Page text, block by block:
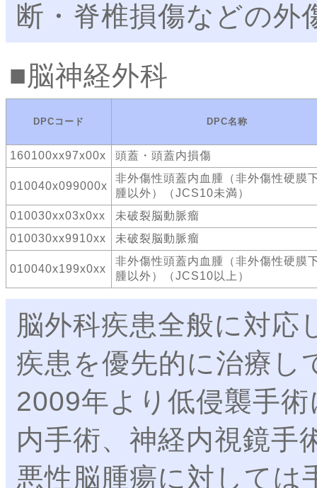
断・脊椎損傷などの外
脳神経外科
DPCコード DPC名称
160100xx97x00x 頭蓋・頭蓋内損傷
010040x099000x
非外傷性頭蓋内血腫（非外傷性硬膜
腫以外）（JCS10未満）
010030xx03x0xx
未破裂脳動脈瘤
010030xx9910xx
未破裂脳動脈瘤
010040x199x0xx
非外傷性頭蓋内血腫（非外傷性硬膜
腫以外）（JCS10以上）
脳外科疾患全般に対応
疾患を優先的に治療し
2009年より低侵襲手
内手術、神経内視鏡手
悪性脳腫瘍に対しては